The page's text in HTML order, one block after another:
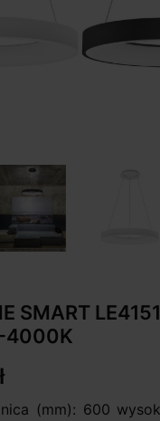
SMART
4000K
(mm): 600